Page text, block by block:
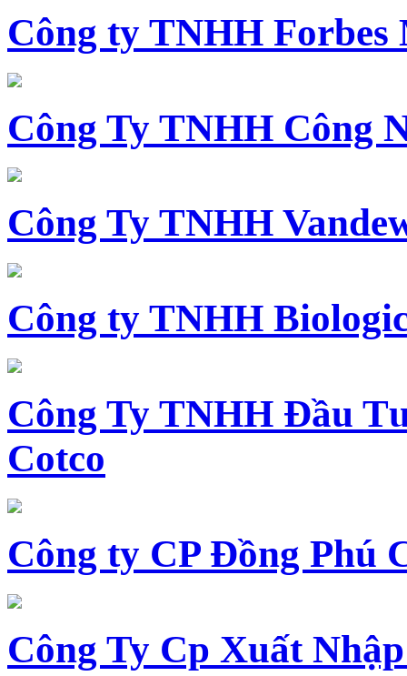
Công ty TNHH
Công Ty TNHH Công
Công Ty TNHH
Công ty TNHH
Công Ty TNHH Đầu
Cotco
Công ty CP Đồng Phú
Công Ty Cp Xuất